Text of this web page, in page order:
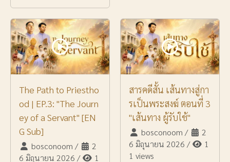
The Path to Priestho
od | EP.3: "The Journ
ey of a Servant" [EN
G Sub]
bosconoom /
2
6 มิถุนายน 2026 /
1
สารคดีสั้น เส้นทางสู่กา
รเป็นพระสงฆ์ ตอนที่ 3
"เส้นทาง ผู้รับใช้"
bosconoom /
2
6 มิถุนายน 2026 /
1
1 views